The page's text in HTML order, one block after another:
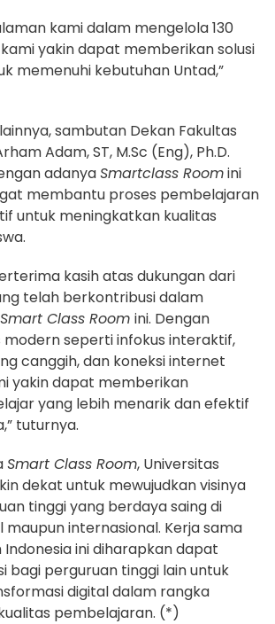
kami dalam mengelola 130
yakin dapat memberikan solusi
memenuhi kebutuhan Untad,”
sambutan Dekan Fakultas
Adam, ST, M.Sc (Eng), Ph.D.
adanyaSmartclass Roomini
membantu proses pembelajaran
untuk meningkatkan kualitas
kasih atas dukungan dari
telah berkontribusi dalam
Smart Class Room ini. Dengan
modern seperti infokus interaktif,
canggih, dan koneksi internet
yakin dapat memberikan
yang lebih menarik dan efektif
tuturnya.
Smart Class Room, Universitas
dekat untuk mewujudkan visinya
tinggi yang berdaya saing di
maupun internasional. Kerja sama
ini diharapkan dapat
bagi perguruan tinggi lain untuk
digital dalam rangka
pembelajaran. (*)